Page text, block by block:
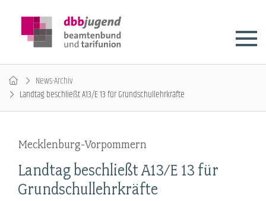
News-Archiv
Landtag beschließt A13/E 13 für Grundschullehrkräfte
Mecklenburg-Vorpommern
Landtag beschließt A13/E 13 für
Grundschullehrkräfte